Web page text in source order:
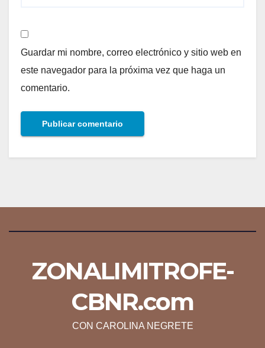
Guardar mi nombre, correo electrónico y sitio web en
este navegador para la próxima vez que haga un
comentario.
ZONALIMITROFE-
CBNR.com
CON CAROLINA NEGRETE